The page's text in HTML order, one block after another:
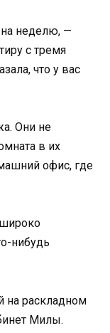
неделю, —
с тремя
что у вас
Они не
в их
офис, где
нибудь
на раскладном
Милы.